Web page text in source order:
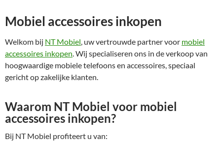
Mobiel accessoires inkopen
Welkom bij NT Mobiel, uw vertrouwde partner voor mobiel
accessoires inkopen. Wij specialiseren ons in de verkoop van
hoogwaardige mobiele telefoons en accessoires, speciaal
gericht op zakelijke klanten.
Waarom NT Mobiel voor mobiel
accessoires inkopen?
Bij NT Mobiel profiteert u van: